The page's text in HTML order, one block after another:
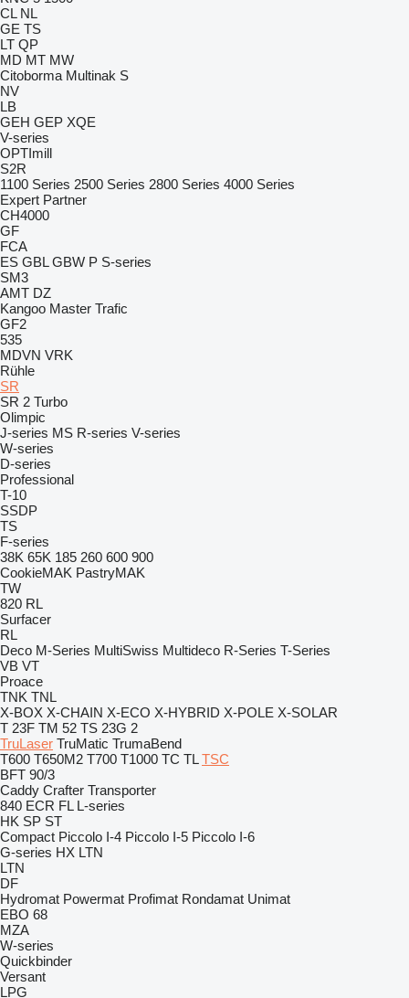
CL NL
GE TS
LT QP
MD MT MW
Citoborma Multinak S
NV
LB
GEH GEP XQE
V-series
OPTImill
S2R
1100 Series 2500 Series 2800 Series 4000 Series
Expert Partner
CH4000
GF
FCA
ES GBL GBW P S-series
SM3
AMT DZ
Kangoo Master Trafic
GF2
535
MDVN VRK
Rühle
SR
SR 2 Turbo
Olimpic
J-series MS R-series V-series
W-series
D-series
Professional
T-10
SSDP
TS
F-series
38K 65K 185 260 600 900
CookieMAK PastryMAK
TW
820 RL
Surfacer
RL
Deco M-Series MultiSwiss Multideco R-Series T-Series
VB VT
Proace
TNK TNL
X-BOX X-CHAIN X-ECO X-HYBRID X-POLE X-SOLAR
T 23F TM 52 TS 23G 2
TruLaser TruMatic TrumaBend
T600 T650M2 T700 T1000 TC TL TSC
BFT 90/3
Caddy Crafter Transporter
840 ECR FL L-series
HK SP ST
Compact Piccolo I-4 Piccolo I-5 Piccolo I-6
G-series HX LTN
LTN
DF
Hydromat Powermat Profimat Rondamat Unimat
EBO 68
MZA
W-series
Quickbinder
Versant
LPG